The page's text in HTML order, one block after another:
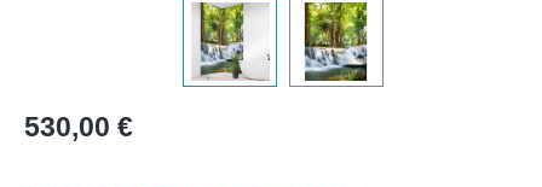
Regulärer Preis:
530,00 €